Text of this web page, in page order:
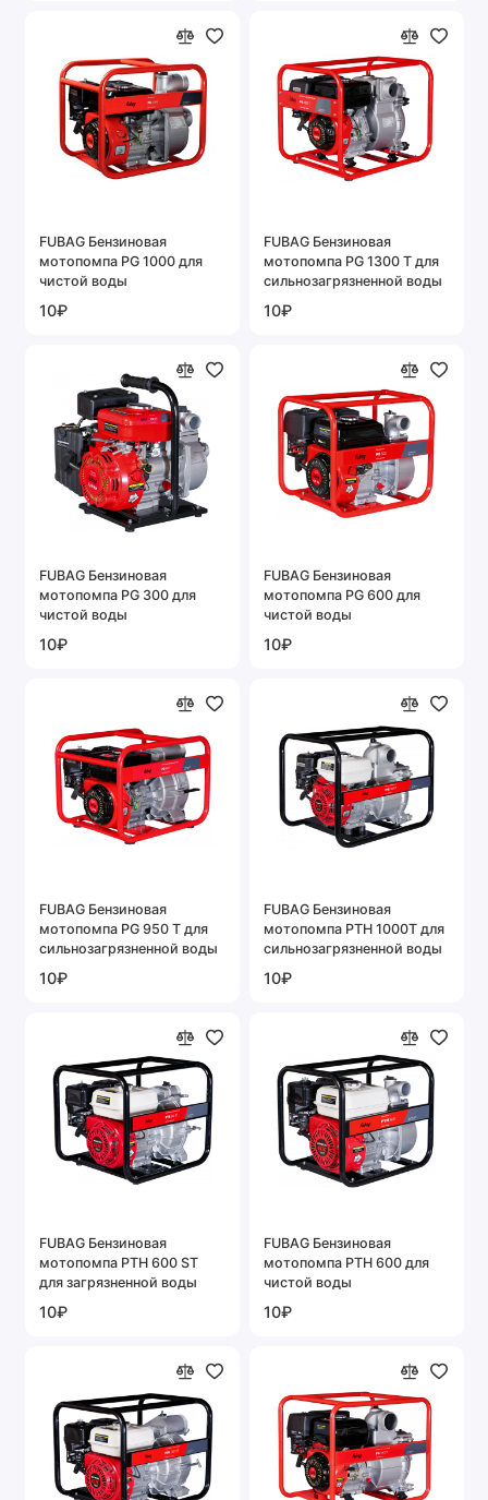
FUBAG Бензиновая
мотопомпа PG 1000 для
чистой воды
10₽
FUBAG Бензиновая
мотопомпа PG 1300 T для
сильнозагрязненной воды
10₽
FUBAG Бензиновая
мотопомпа PG 300 для
чистой воды
10₽
FUBAG Бензиновая
мотопомпа PG 600 для
чистой воды
10₽
FUBAG Бензиновая
мотопомпа PG 950 T для
сильнозагрязненной воды
10₽
FUBAG Бензиновая
мотопомпа PTH 1000T для
сильнозагрязненной воды
10₽
FUBAG Бензиновая
мотопомпа PTH 600 ST
для загрязненной воды
10₽
FUBAG Бензиновая
мотопомпа PTH 600 для
чистой воды
10₽